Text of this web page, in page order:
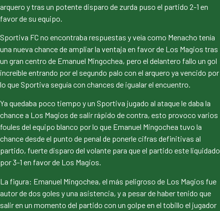
arquero y tras un potente disparo de zurda puso el partido 2-1 en
favor de su equipo.
Sportiva FC no encontraba respuestas y veía como Menacho tenía
una nueva chance de ampliar la ventaja en favor de Los Magios tras
un gran centro de Emanuel Mingochea, pero el delantero fallo un gol
increíble entrando por el segundo palo con el arquero ya vencido por
lo que Sportiva seguía con chances de igualar el encuentro.
Ya quedaba poco tiempo y un Sportiva jugado al ataque le daba la
chance a Los Magios de salir rápido de contra, esto provoco varios
foules del equipo blanco por lo que Emanuel Mingochea tuvo la
chance desde el punto de penal de ponerle cifras definitivas al
partido, fuerte disparo del volante para que el partido este liquidado
por 3-1 en favor de Los Magios.
La figura: Emanuel Mingochea, el más peligroso de Los Magios fue
autor de dos goles y una asistencia, y a pesar de haber tenido que
salir en un momento del partido con un golpe en el tobillo el jugador